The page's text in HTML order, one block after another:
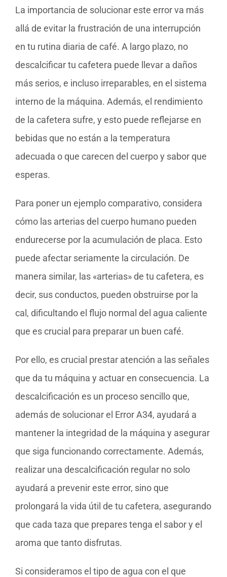
La importancia de solucionar este error va más
allá de evitar la frustración de una interrupción
en tu rutina diaria de café. A largo plazo, no
descalcificar tu cafetera puede llevar a daños
más serios, e incluso irreparables, en el sistema
interno de la máquina. Además, el rendimiento
de la cafetera sufre, y esto puede reflejarse en
bebidas que no están a la temperatura
adecuada o que carecen del cuerpo y sabor que
esperas.
Para poner un ejemplo comparativo, considera
cómo las arterias del cuerpo humano pueden
endurecerse por la acumulación de placa. Esto
puede afectar seriamente la circulación. De
manera similar, las «arterias» de tu cafetera, es
decir, sus conductos, pueden obstruirse por la
cal, dificultando el flujo normal del agua caliente
que es crucial para preparar un buen café.
Por ello, es crucial prestar atención a las señales
que da tu máquina y actuar en consecuencia. La
descalcificación es un proceso sencillo que,
además de solucionar el Error A34, ayudará a
mantener la integridad de la máquina y asegurar
que siga funcionando correctamente. Además,
realizar una descalcificación regular no solo
ayudará a prevenir este error, sino que
prolongará la vida útil de tu cafetera, asegurando
que cada taza que prepares tenga el sabor y el
aroma que tanto disfrutas.
Si consideramos el tipo de agua con el que